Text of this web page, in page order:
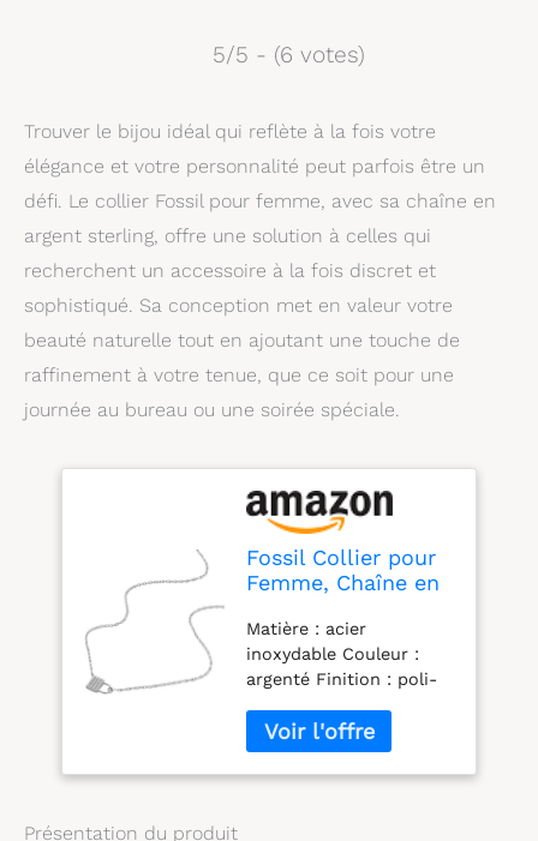
5/5 - (6 votes)
Trouver le bijou idéal qui reflète à la fois votre
élégance et votre personnalité peut parfois être un
défi. Le collier Fossil pour femme, avec sa chaîne en
argent sterling, offre une solution à celles qui
recherchent un accessoire à la fois discret et
sophistiqué. Sa conception met en valeur votre
beauté naturelle tout en ajoutant une touche de
raffinement à votre tenue, que ce soit pour une
journée au bureau ou une soirée spéciale.
Fossil Collier pour
Femme, Chaîne en
Argenté
Matière : acier
inoxydable Couleur :
argenté Finition : poli-
mousqueton
Présentation du produit